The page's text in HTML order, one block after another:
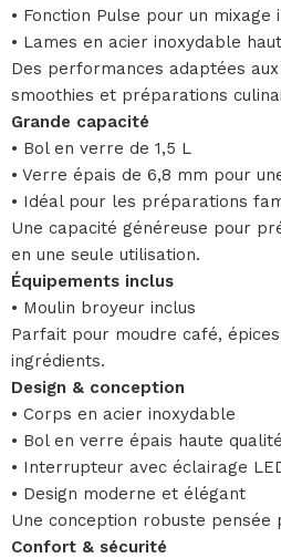
• Fonction Pulse pour un
• Lames en acier inoxydable
Des performances adaptées
smoothies et préparations
Grande capacité
• Bol en verre de 1,5 L
• Verre épais de 6,8 mm pour
• Idéal pour les préparations
Une capacité généreuse pour
en une seule utilisation.
Équipements inclus
• Moulin broyeur inclus
Parfait pour moudre café,
ingrédients.
Design & conception
• Corps en acier inoxydable
• Bol en verre épais haute qualité
• Interrupteur avec éclairage
• Design moderne et élégant
Une conception robuste pensée
Confort & sécurité